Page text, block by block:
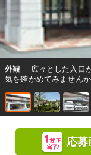
外観
広々とした入口
気を確かめてみませんか
応募